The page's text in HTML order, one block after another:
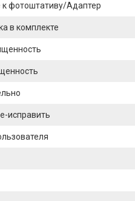
к фотоштативу/Адаптер
в комплекте
исправить